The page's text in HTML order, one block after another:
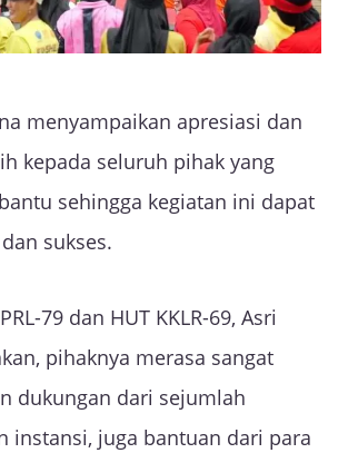
menyampaikan apresiasi dan
kepada seluruh pihak yang
sehingga kegiatan ini dapat
sukses.
79 dan HUT KKLR-69, Asri
pihaknya merasa sangat
dukungan dari sejumlah
instansi, juga bantuan dari para